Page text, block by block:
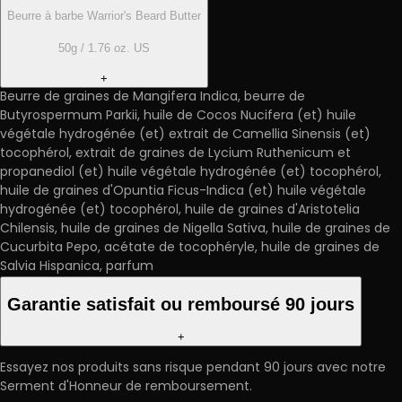
Beurre à barbe Warrior's Beard Butter
50g / 1.76 oz. US
+
Beurre de graines de Mangifera Indica, beurre de
Butyrospermum Parkii, huile de Cocos Nucifera (et) huile
végétale hydrogénée (et) extrait de Camellia Sinensis (et)
tocophérol, extrait de graines de Lycium Ruthenicum et
propanediol (et) huile végétale hydrogénée (et) tocophérol,
huile de graines d'Opuntia Ficus-Indica (et) huile végétale
hydrogénée (et) tocophérol, huile de graines d'Aristotelia
Chilensis, huile de graines de Nigella Sativa, huile de graines de
Cucurbita Pepo, acétate de tocophéryle, huile de graines de
Salvia Hispanica, parfum
Garantie satisfait ou remboursé 90 jours
+
Essayez nos produits sans risque pendant 90 jours avec notre
Serment d'Honneur de remboursement.